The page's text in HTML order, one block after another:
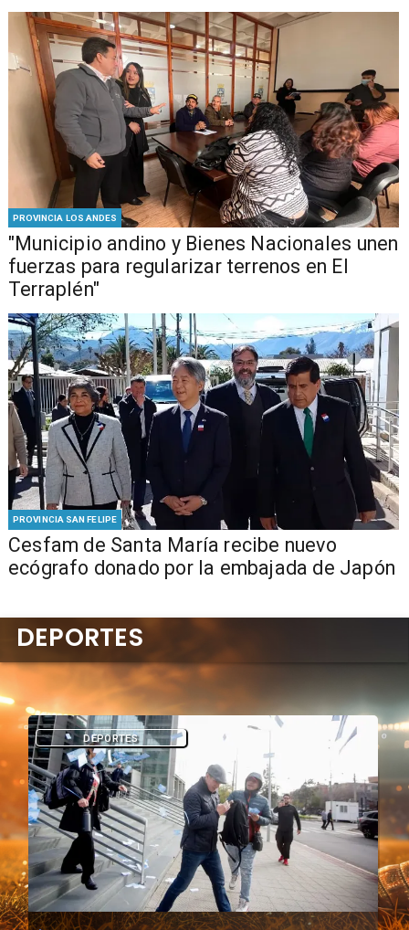
PROVINCIA LOS ANDES
"Municipio andino y Bienes Nacionales unen
fuerzas para regularizar terrenos en El
Terraplén"
PROVINCIA SAN FELIPE
Cesfam de Santa María recibe nuevo
ecógrafo donado por la embajada de Japón
DEPORTES
DEPORTES